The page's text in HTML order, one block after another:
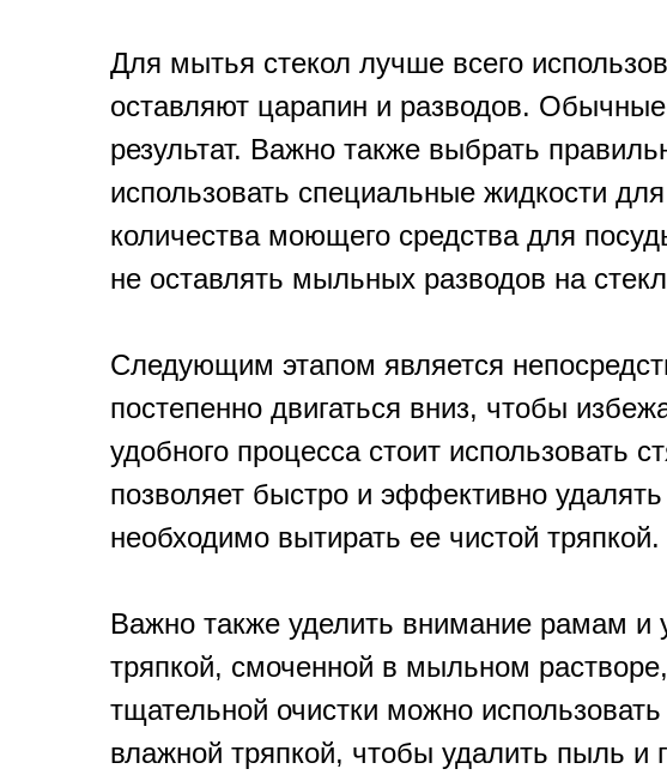
Для мытья стекол лучше всего
оставляют царапин и разводов.
результат. Важно также выбрать
использовать специальные жидкости
количества моющего средства для
не оставлять мыльных разводов на
Следующим этапом является
постепенно двигаться вниз, чтобы
удобного процесса стоит использовать
позволяет быстро и эффективно
необходимо вытирать ее чистой тряпкой.
Важно также уделить внимание рамам и
тряпкой, смоченной в мыльном
тщательной очистки можно
влажной тряпкой, чтобы удалить пыль и